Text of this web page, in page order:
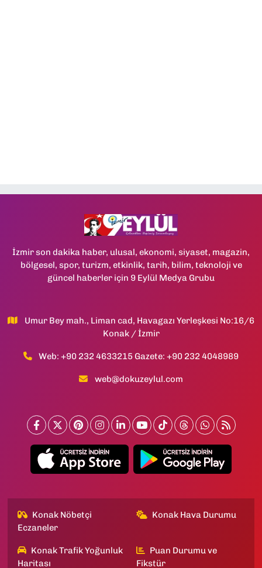
İzmir son dakika haber, ulusal, ekonomi, siyaset, magazin,
bölgesel, spor, turizm, etkinlik, tarih, bilim, teknoloji ve
güncel haberler için 9 Eylül Medya Grubu
Umur Bey mah., Liman cad, Havagazı Yerleşkesi No:16/6
Konak / İzmir
Web: +90 232 4633215 Gazete: +90 232 4048989
web@dokuzeylul.com
Konak Nöbetçi
Eczaneler
Konak Hava Durumu
Konak Trafik Yoğunluk
Haritası
Puan Durumu ve
Fikstür